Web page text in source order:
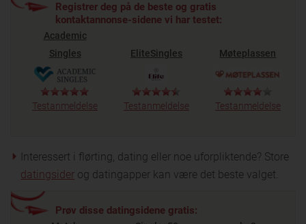
Registrer deg på de beste og gratis
kontaktannonse-sidene vi har testet:
Academic
Singles
Testanmeldelse
EliteSingles
Testanmeldelse
Møteplassen
Testanmeldelse
Interessert i flørting, dating eller noe uforpliktende? Store
datingsider og datingapper kan være det beste valget.
Prøv disse datingsidene gratis: